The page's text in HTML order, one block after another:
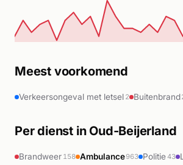
Meest voorkomend
Verkeersongeval met letsel 2 Buitenbrand
Per dienst in Oud-Beijerland
Brandweer 158 Ambulance963 Politie43